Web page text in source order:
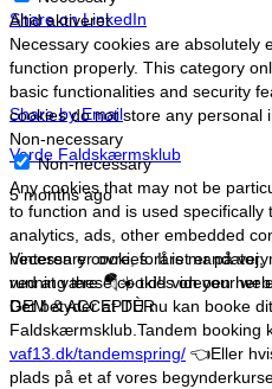
Share on LinkedIn
Share by Email
Varde Faldskærmsklub
5 months ago
Vinteren er ovre, foråret er på
ved at være 🪂☀️ tid!I videoen her
Det betyder at DU nu kan booke
Faldskærmsklub. Tandem booking
vaf13.dk/tandemspring/ 👈Eller
plads på et af vores
Altid aktiveret
Necessary cookies are absolutely
function properly. This category
basic functionalities and security
cookies do not store any personal
Non-necessary
Non-necessary
Any cookies that may not be
to function and is used
analytics, ads, other embedded
necessary cookies. It is
running these cookies on your
GEM & ACCEPTÈR